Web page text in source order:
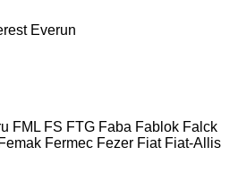
Everun
FML FS FTG Faba Fablok Falck
Femak Fermec Fezer Fiat Fiat-Allis